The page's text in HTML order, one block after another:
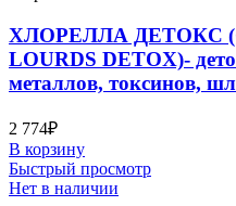
ХЛОРЕЛЛА ДЕТОКС
LOURDS DETOX)-
металлов, токсинов,
2 774₽
В корзину
Быстрый просмотр
Нет в наличии